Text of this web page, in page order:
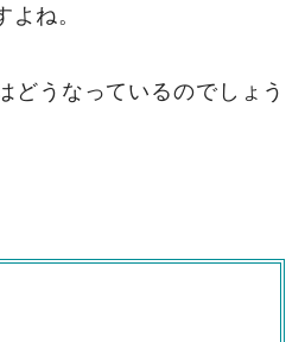
ね。
どうなっているのでしょう